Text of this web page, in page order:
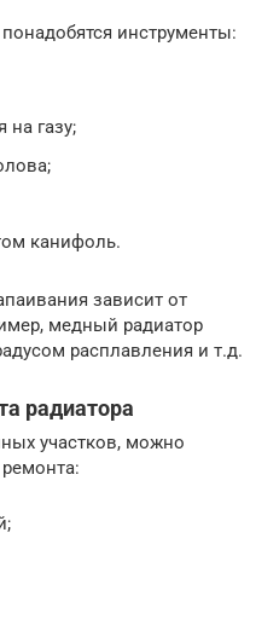
инструменты:
на газу;
канифоль.
зависит от
медный радиатор
расплавления и т.д.
радиатора
участков, можно